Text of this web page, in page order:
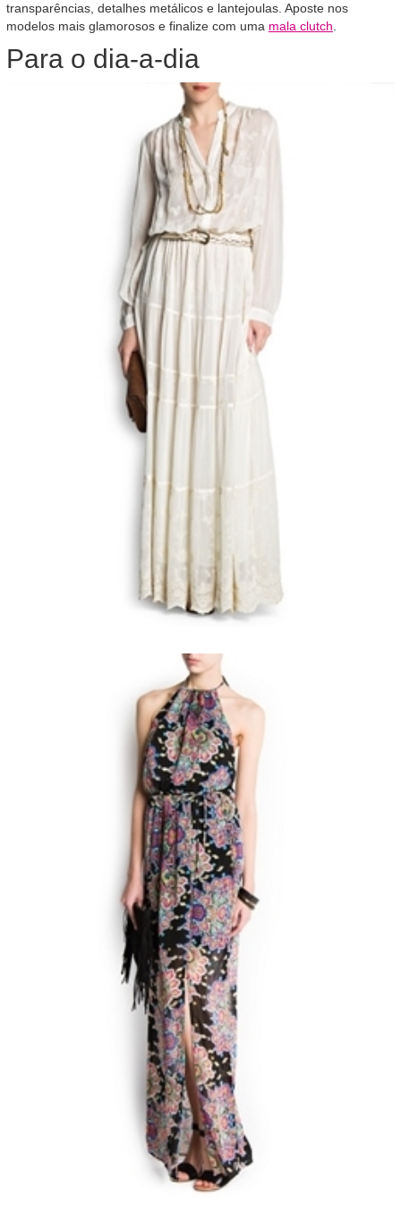
transparências, detalhes metálicos e lantejoulas. Aposte nos
modelos mais glamorosos e finalize com uma mala clutch.
Para o dia-a-dia